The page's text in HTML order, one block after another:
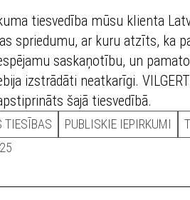
tiesvedība mūsu klienta
spriedumu, ar kuru atzīts, ka
saskaņotību, un
izstrādāti neatkarīgi.
šajā tiesvedībā.
TIESĪBAS PUBLISKIE IEPIRKUMI